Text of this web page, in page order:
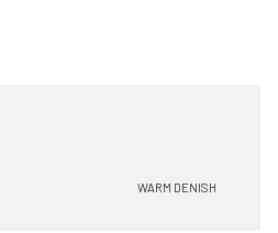
WARM DENISH